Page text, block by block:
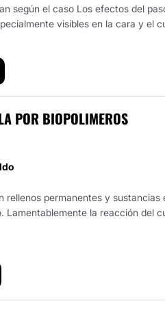
según el caso Los efectos del
visibles en la cara y el
POR BIOPOLIMEROS
rellenos permanentes y
Lamentablemente la reacción del